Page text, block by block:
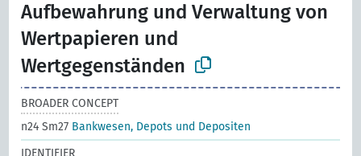
Aufbewahrung und Verwaltung von
Wertpapieren und
Wertgegenständen
BROADER CONCEPT
n24 Sm27 Bankwesen, Depots und Depositen
IDENTIFIER